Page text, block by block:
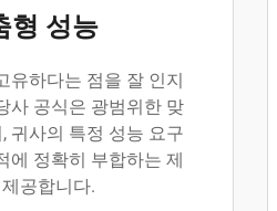
형 성능
유하다는 점을 잘 인지
사 공식은 광범위한 맞
귀사의 특정 성능 요구
에 정확히 부합하는 제
공합니다.